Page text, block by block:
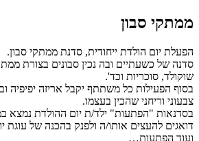
ממתקי סבון
הפעלת יום הולדת ייחודית, סדנת ממתקי סבון.
סדנה של כשעתיים ובה נכין סבונים בצורת
שוקולד, סוכריות וכד'.
בסוף הפעילות כל משתתף יקבל אריזה יפיפיה
צבעוני וריחני שהכין בעצמו.
בסדנאות "הפתעות" ילד/ת יום ההולדת נמצא
דואגים להעצים אותו/ה ולפנק בהכנה של עוגת
ועוד הפתעות…